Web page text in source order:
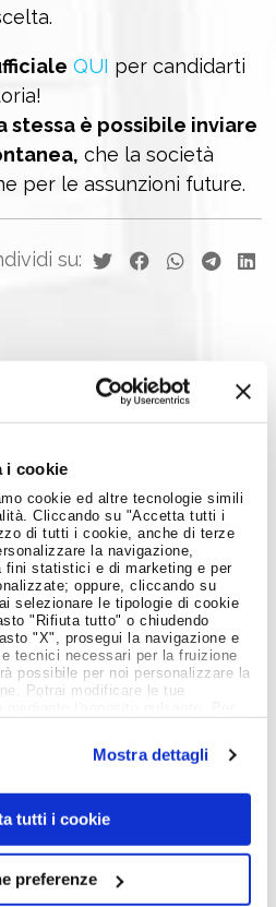
i cookie
cookie ed altre tecnologie simili
Cliccando su "Accetta tutti i
di tutti i cookie, anche di terze
la navigazione,
statistici e di marketing e per
oppure, cliccando su
selezionare le tipologie di cookie
"Rifiuta tutto" o chiudendo
"X", prosegui la navigazione e
tecnici necessari per la fruizione
possibile per noi personalizzare la
Potrai modificare le tue
Mostra dettagli
tutti i cookie
preferenze
QUI per candidarti
stessa è possibile inviare
che la società
per le assunzioni future.
su:
Lavoro